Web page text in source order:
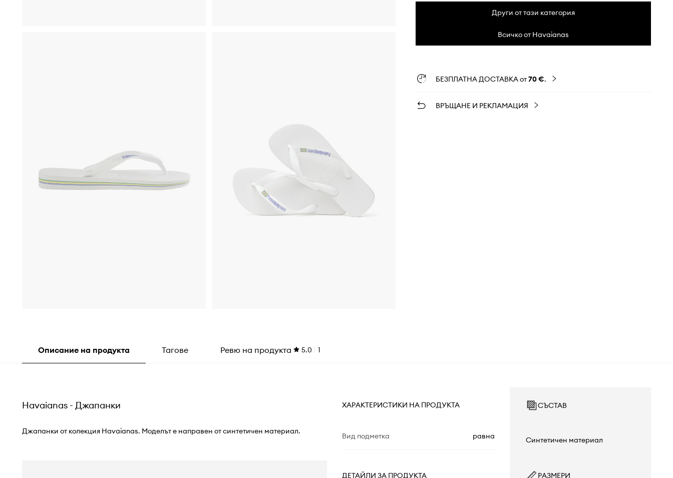
Други от тази категория
Всичко от Havaianas
БЕЗПЛАТНА ДОСТАВКА от70 €.
ВРЪЩАНЕ И РЕКЛАМАЦИЯ
Описание на продукта Тагове Ревю на продукта 5.0 1
Havaianas - Джапанки
Джапанки от колекция Havaianas. Моделът е направен от синтетичен материал.
ХАРАКТЕРИСТИКИ НА ПРОДУКТА
Вид подметка равна
ДЕТАЙЛИ ЗА ПРОДУКТА
СЪСТАВ
Синтетичен материал
РАЗМЕРИ